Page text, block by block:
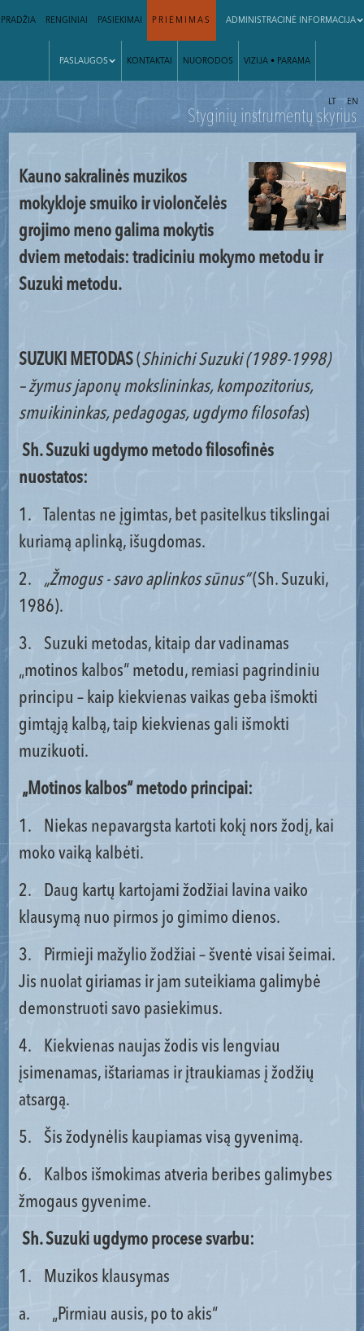
PRADŽIA RENGINIAI PASIEKIMAI PRIĖMIMAS ADMINISTRACINĖ INFORMACIJA
PASLAUGOS KONTAKTAI NUORODOS VIZIJA • PARAMA
| LT EN
Styginių instrumentų skyrius
Kauno sakralinės muzikos
mokykloje smuiko ir violončelės
grojimo meno galima mokytis
dviem metodais: tradiciniu mokymo metodu ir
Suzuki metodu.
SUZUKI METODAS(Shinichi Suzuki(1989-1998)
– žymus japonų mokslininkas, kompozitorius,
smuikininkas, pedagogas, ugdymo filosofas)
Sh. Suzuki ugdymo metodo filosofinės
nuostatos:
1. Talentas ne įgimtas, bet pasitelkus tikslingai
kuriamą aplinką, išugdomas.
2. „Žmogus - savo aplinkos sūnus“(Sh. Suzuki,
1986).
3. Suzuki metodas, kitaip dar vadinamas
„motinos kalbos“ metodu, remiasi pagrindiniu
principu – kaip kiekvienas vaikas geba išmokti
gimtąją kalbą, taip kiekvienas gali išmokti
muzikuoti.
„Motinos kalbos“ metodo principai:
1. Niekas nepavargsta kartoti kokį nors žodį, kai
moko vaiką kalbėti.
2. Daug kartų kartojami žodžiai lavina vaiko
klausymą nuo pirmos jo gimimo dienos.
3. Pirmieji mažylio žodžiai – šventė visai šeimai.
Jis nuolat giriamas ir jam suteikiama galimybė
demonstruoti savo pasiekimus.
4. Kiekvienas naujas žodis vis lengviau
įsimenamas, ištariamas ir įtraukiamas į žodžių
atsargą.
5. Šis žodynėlis kaupiamas visą gyvenimą.
6. Kalbos išmokimas atveria beribes galimybes
žmogaus gyvenime.
Sh. Suzuki ugdymo procese svarbu:
1. Muzikos klausymas
a. „Pirmiau ausis, po to akis“